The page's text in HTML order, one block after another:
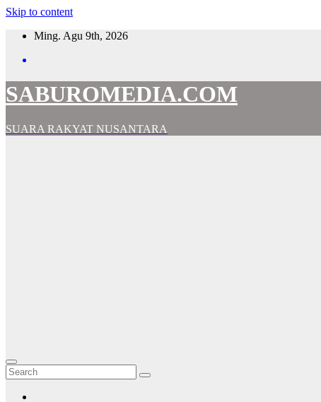
Skip to content
Ming. Agu 9th, 2026
SABUROMEDIA.COM
SUARA RAKYAT NUSANTARA